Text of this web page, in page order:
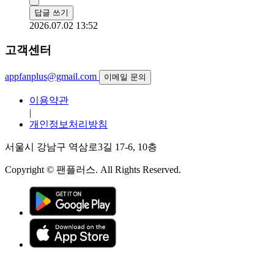
답글 쓰기
2026.07.02 13:52
고객센터
appfanplus@gmail.com 이메일 문의
이용약관
|
개인정보처리방침
서울시 강남구 역삼로3길 17-6, 10층
Copyright © 팬플러스. All Rights Reserved.